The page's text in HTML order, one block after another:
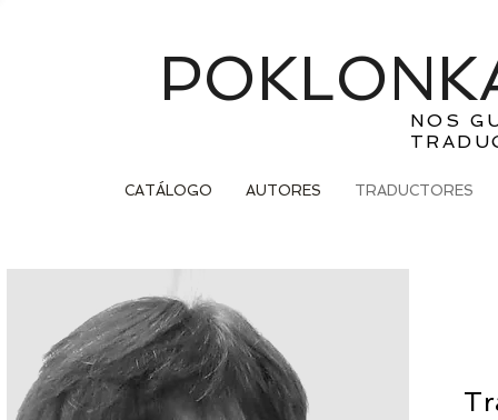
NOS
CATÁLOGO AUTORES TRADUCTORES